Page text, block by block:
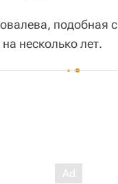
подобная
несколько лет.